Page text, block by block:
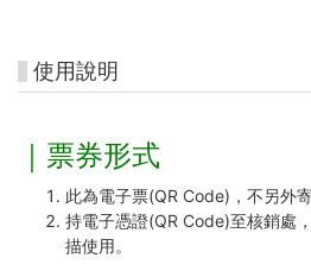
使用說明
｜票券形式
此為電子票(QR Code)，不另外
持電子憑證(QR Code)至核銷處
描使用。